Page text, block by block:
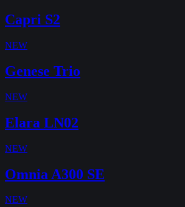
Capri S2
NEW
Genese Trio
NEW
Elara LN02
NEW
Omnia A300 SE
NEW